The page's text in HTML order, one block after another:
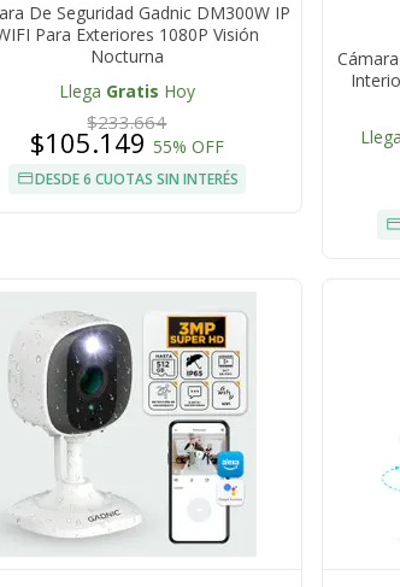
De Seguridad Gadnic DM300W IP
Para Exteriores 1080P Visión
Nocturna
Llega Gratis Hoy
$233.664
$105.149 55% OFF
DESDE 6 CUOTAS SIN INTERÉS